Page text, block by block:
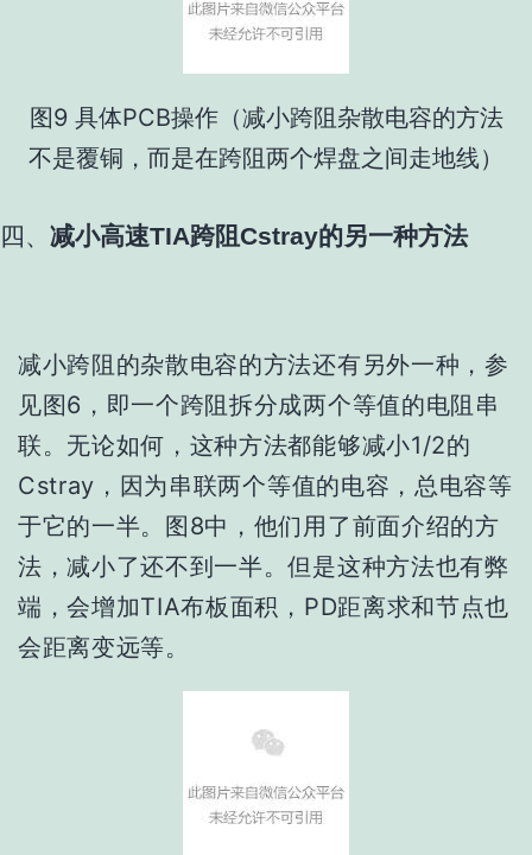
图9 具体PCB操作（减小跨阻杂散电容的方法
不是覆铜，而是在跨阻两个焊盘之间走地线）
四、 减小高速TIA跨阻Cstray的另一种方法
减小跨阻的杂散电容的方法还有另外一种，参
见图6，即一个跨阻拆分成两个等值的电阻串
联。 无论如何，这种方法都能够减小1/2的
Cstray，因为串联两个等值的电容，总电容等
于它的一半。 图8中，他们用了前面介绍的方
法，减小了还不到一半。但是这种方法也有弊
端，会增加TIA布板面积，PD距离求和节点也
会距离变远等。